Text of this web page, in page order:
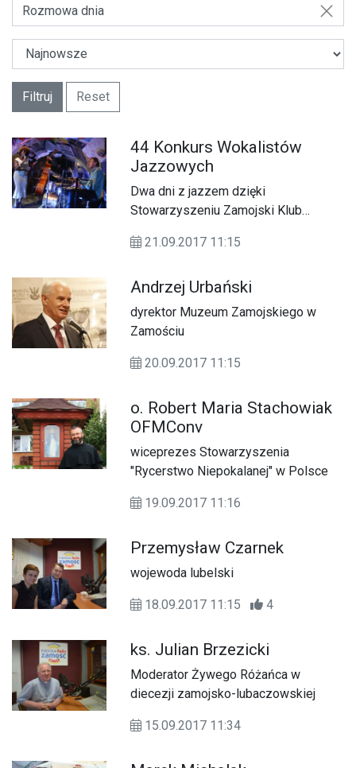
Rozmowa dnia
Filtruj Reset
44 Konkurs Wokalistów
Jazzowych
Dwa dni z jazzem dzięki
Stowarzyszeniu Zamojski Klub
Zamościu
21.09.2017 11:15
Andrzej Urbański
dyrektor Muzeum Zamojskiego w
Zamościu
20.09.2017 11:15
o. Robert Maria Stachowiak
OFMConv
wiceprezes Stowarzyszenia
"Rycerstwo Niepokalanej" w Polsce
19.09.2017 11:16
Przemysław Czarnek
wojewoda lubelski
18.09.2017 11:15 4
ks. Julian Brzezicki
Moderator Żywego Różańca w
diecezji zamojsko-lubaczowskiej
15.09.2017 11:34